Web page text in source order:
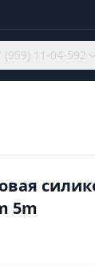
(959) 11-04-592
5m